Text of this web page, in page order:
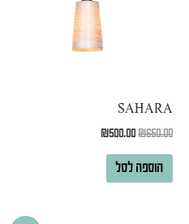
SAHARA
₪650.00
₪500.00
הוספה לסל